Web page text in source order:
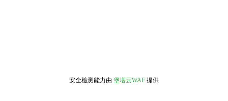
安全检测能力由 堡塔云WAF 提供